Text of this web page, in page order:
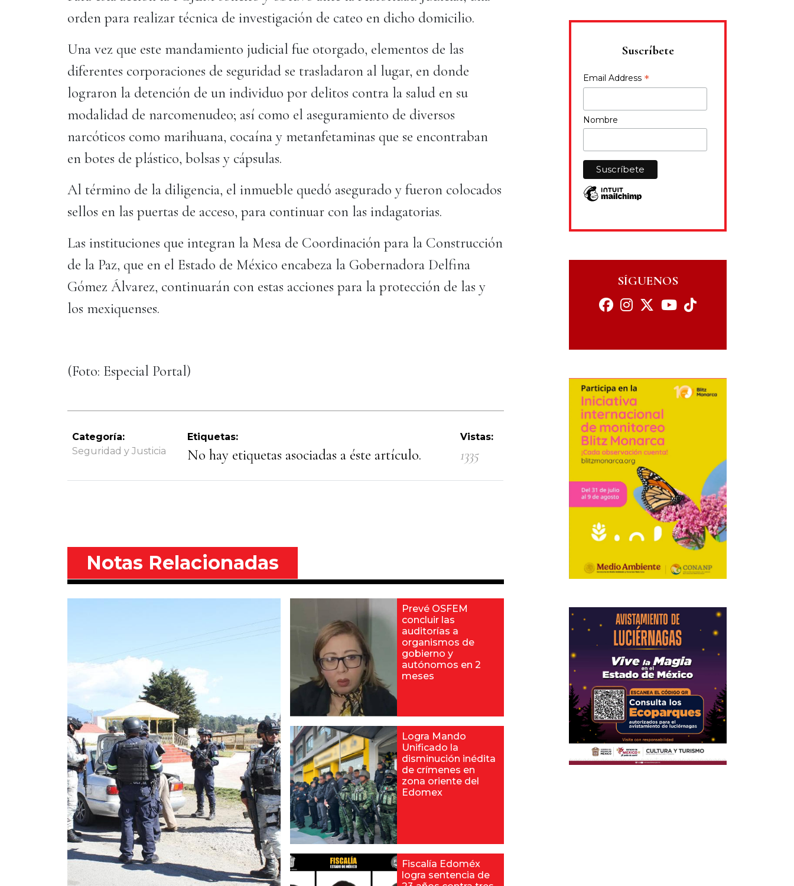
orden para realizar técnica de investigación de cateo en dicho domicilio.
Una vez que este mandamiento judicial fue otorgado, elementos de las
diferentes corporaciones de seguridad se trasladaron al lugar, en donde
lograron la detención de un individuo por delitos contra la salud en su
modalidad de narcomenudeo; así como el aseguramiento de diversos
narcóticos como marihuana, cocaína y metanfetaminas que se encontraban
en botes de plástico, bolsas y cápsulas.
Al término de la diligencia, el inmueble quedó asegurado y fueron colocados
sellos en las puertas de acceso, para continuar con las indagatorias.
Las instituciones que integran la Mesa de Coordinación para la Construcción
de la Paz, que en el Estado de México encabeza la Gobernadora Delfina
Gómez Álvarez, continuarán con estas acciones para la protección de las y
los mexiquenses.
(Foto: Especial Portal)
Categoría:
Seguridad y Justicia
Etiquetas:
No hay etiquetas asociadas a éste artículo.
Vistas:
1335
Notas Relacionadas
Prevé OSFEM
concluir las
auditorías a
organismos de
gobierno y
autónomos en 2
meses
Logra Mando
Unificado la
disminución inédita
de crímenes en
zona oriente del
Edomex
Fiscalía Edoméx
logra sentencia de
Suscríbete
Email Address *
Nombre
SÍGUENOS